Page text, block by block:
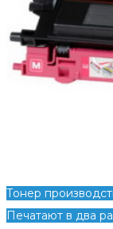
Тонер
Печатают в два